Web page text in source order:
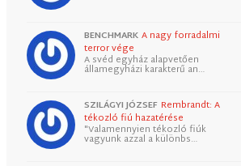
BENCHMARK A nagy forradalmi
terror vége
A svéd egyház alapvetően
államegyházi karakterű an…
SZILÁGYI JÓZSEF Rembrandt: A
tékozló fiú hazatérése
"Valamennyien tékozló fiúk
vagyunk azzal a különbs…